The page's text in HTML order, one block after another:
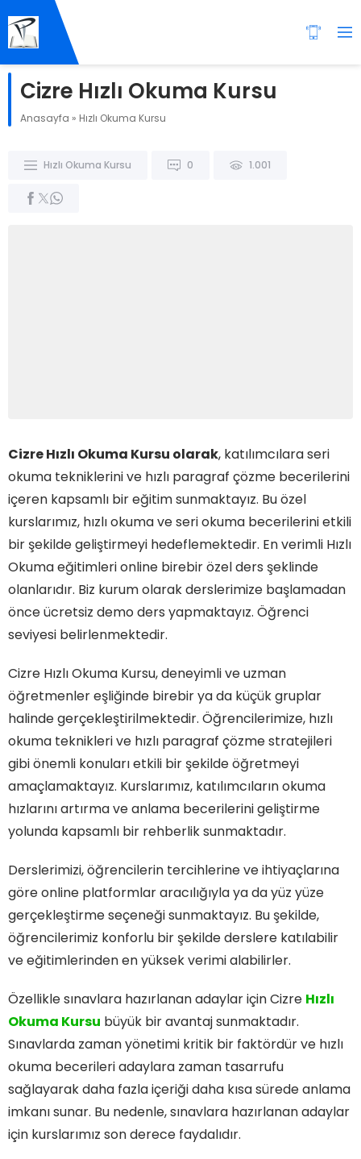
Cizre Hızlı Okuma Kursu
Anasayfa » Hızlı Okuma Kursu
Hızlı Okuma Kursu 0 1.001
Cizre Hızlı Okuma Kursu olarak, katılımcılara seri
okuma tekniklerini ve hızlı paragraf çözme becerilerini
içeren kapsamlı bir eğitim sunmaktayız. Bu özel
kurslarımız, hızlı okuma ve seri okuma becerilerini etkili
bir şekilde geliştirmeyi hedeflemektedir. En verimli Hızlı
Okuma eğitimleri online birebir özel ders şeklinde
olanlarıdır. Biz kurum olarak derslerimize başlamadan
önce ücretsiz demo ders yapmaktayız. Öğrenci
seviyesi belirlenmektedir.
Cizre Hızlı Okuma Kursu, deneyimli ve uzman
öğretmenler eşliğinde birebir ya da küçük gruplar
halinde gerçekleştirilmektedir. Öğrencilerimize, hızlı
okuma teknikleri ve hızlı paragraf çözme stratejileri
gibi önemli konuları etkili bir şekilde öğretmeyi
amaçlamaktayız. Kurslarımız, katılımcıların okuma
hızlarını artırma ve anlama becerilerini geliştirme
yolunda kapsamlı bir rehberlik sunmaktadır.
Derslerimizi, öğrencilerin tercihlerine ve ihtiyaçlarına
göre online platformlar aracılığıyla ya da yüz yüze
gerçekleştirme seçeneği sunmaktayız. Bu şekilde,
öğrencilerimiz konforlu bir şekilde derslere katılabilir
ve eğitimlerinden en yüksek verimi alabilirler.
Özellikle sınavlara hazırlanan adaylar için Cizre Hızlı
Okuma Kursu büyük bir avantaj sunmaktadır.
Sınavlarda zaman yönetimi kritik bir faktördür ve hızlı
okuma becerileri adaylara zaman tasarrufu
sağlayarak daha fazla içeriği daha kısa sürede anlama
imkanı sunar. Bu nedenle, sınavlara hazırlanan adaylar
için kurslarımız son derece faydalıdır.